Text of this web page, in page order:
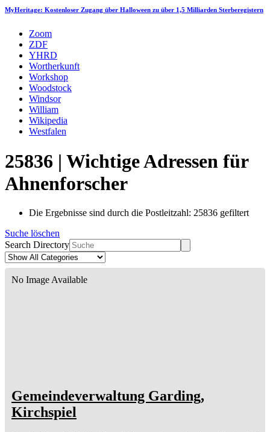
MyHeritage: Kostenloser Zugang über Halloween zu über 1,5 Milliarden Sterberegistern
Zoom
ZDF
YHRD
Wortherkunft
Workshop
Woodstock
Windsor
William
Wikipedia
Westfalen
25836 | Wichtige Adressen für
Ahnenforscher
Die Ergebnisse sind durch die Postleitzahl: 25836 gefiltert
Suche löschen
Search Directory
No Image Available
Gemeindeverwaltung Garding,
Kirchspiel